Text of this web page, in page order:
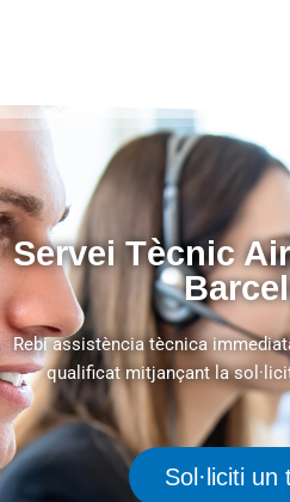
Servei Tècnic
Rebi assistència tècnica
qualificat mitjançant la
Sol·liciti un